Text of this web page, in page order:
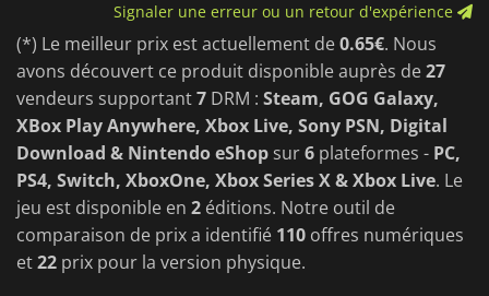
Signaler une erreur ou un retour d'expérience
(*) Le meilleur prix est actuellement de0.65€. Nous
avons découvert ce produit disponible auprès de27
vendeurs supportant7 DRM : Steam, GOG Galaxy,
XBox Play Anywhere, Xbox Live, Sony PSN, Digital
Download & Nintendo eShop sur6 plateformes - PC,
PS4, Switch, XboxOne, Xbox Series X & Xbox Live. Le
jeu est disponible en 2 éditions. Notre outil de
comparaison de prix a identifié 110 offres numériques
et22 prix pour la version physique.